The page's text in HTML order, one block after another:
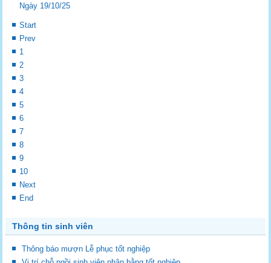
Ngày 19/10/25
Start
Prev
1
2
3
4
5
6
7
8
9
10
Next
End
Thông tin sinh viên
Thông báo mượn Lễ phục tốt nghiệp